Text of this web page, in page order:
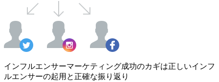
インフルエンサーマーケティング成功のカギは正しいインフ
ルエンサーの起用と正確な振り返り